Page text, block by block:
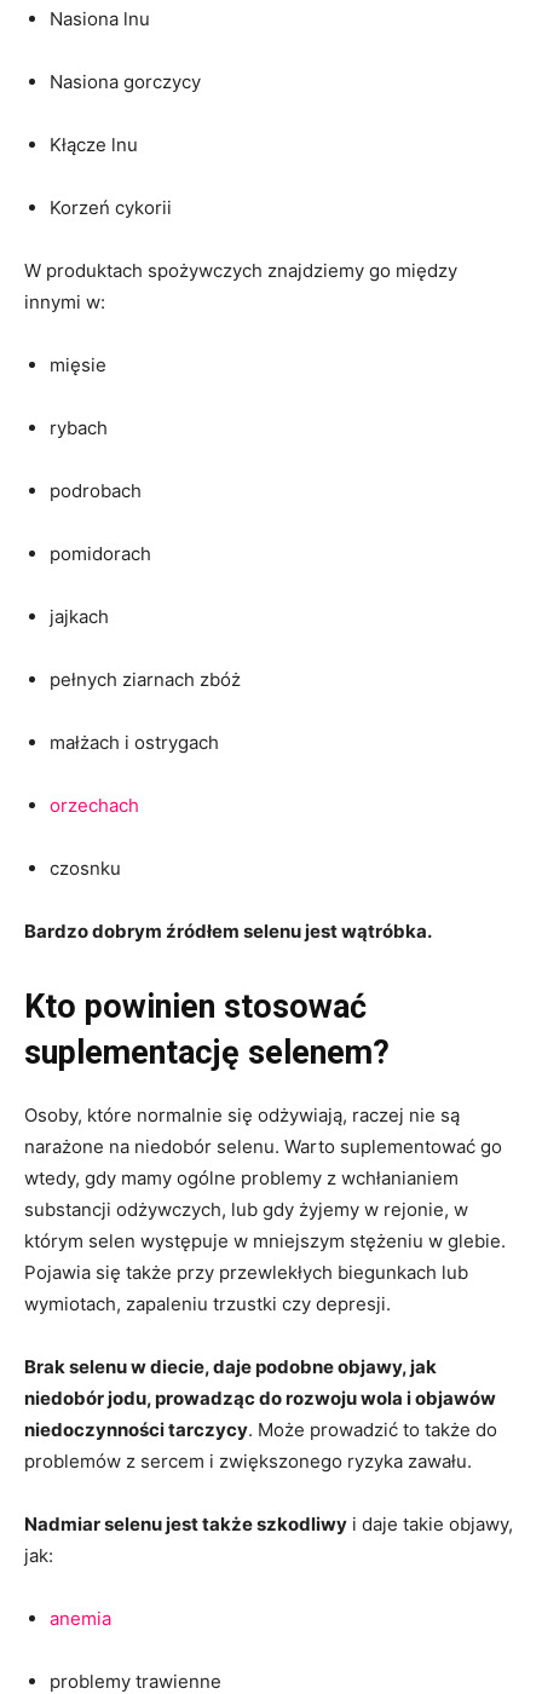
Nasiona lnu
Nasiona gorczycy
Kłącze lnu
Korzeń cykorii
W produktach spożywczych znajdziemy go między
innymi w:
mięsie
rybach
podrobach
pomidorach
jajkach
pełnych ziarnach zbóż
małżach i ostrygach
orzechach
czosnku
Bardzo dobrym źródłem selenu jest wątróbka.
Kto powinien stosować
suplementację selenem?
Osoby, które normalnie się odżywiają, raczej nie są
narażone na niedobór selenu. Warto suplementować go
wtedy, gdy mamy ogólne problemy z wchłanianiem
substancji odżywczych, lub gdy żyjemy w rejonie, w
którym selen występuje w mniejszym stężeniu w glebie.
Pojawia się także przy przewlekłych biegunkach lub
wymiotach, zapaleniu trzustki czy depresji.
Brak selenu w diecie, daje podobne objawy, jak
niedobór jodu, prowadząc do rozwoju wola i objawów
niedoczynności tarczycy. Może prowadzić to także do
problemów z sercem i zwiększonego ryzyka zawału.
Nadmiar selenu jest także szkodliwy i daje takie objawy,
jak:
anemia
problemy trawienne